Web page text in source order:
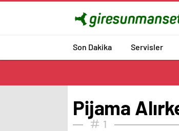
Son Dakika Servisler
Pijama
1